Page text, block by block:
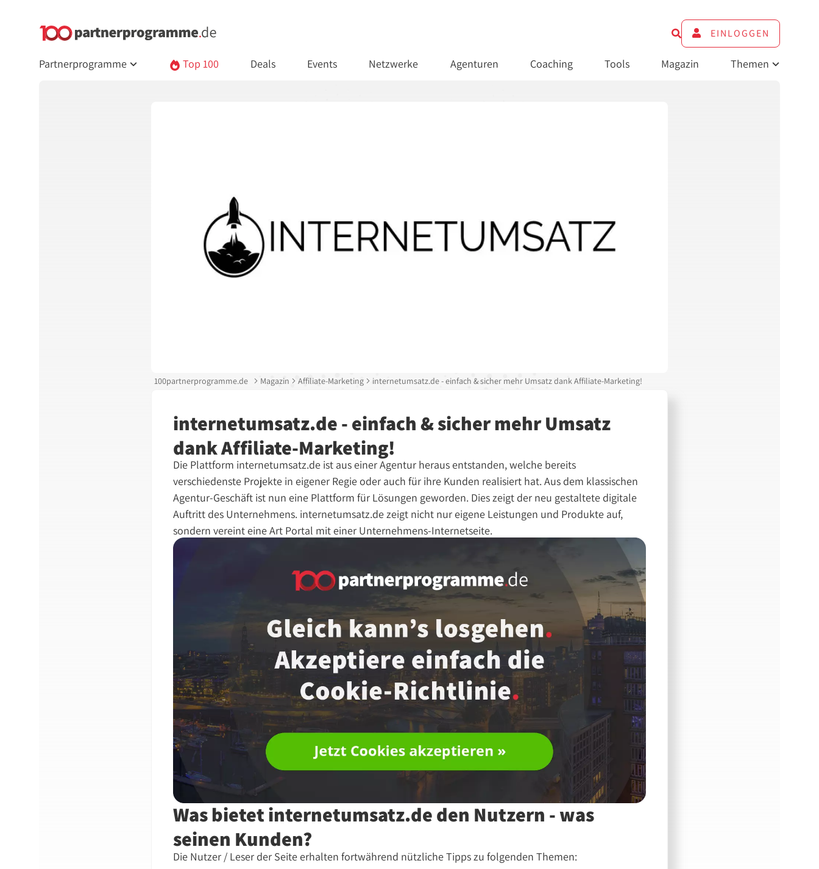
EINLOGGEN
Partnerprogramme Top 100 Deals Events Netzwerke Agenturen Coaching Tools Magazin Themen
100partnerprogramme.de Magazin Affiliate-Marketing internetumsatz.de - einfach & sicher mehr Umsatz dank Affiliate-Marketing!
internetumsatz.de - einfach & sicher mehr Umsatz
dank Affiliate-Marketing!
Die Plattform internetumsatz.de ist aus einer Agentur heraus entstanden, welche bereits
verschiedenste Projekte in eigener Regie oder auch für ihre Kunden realisiert hat. Aus dem klassischen
Agentur-Geschäft ist nun eine Plattform für Lösungen geworden. Dies zeigt der neu gestaltete digitale
Auftritt des Unternehmens. internetumsatz.de zeigt nicht nur eigene Leistungen und Produkte auf,
sondern vereint eine Art Portal mit einer Unternehmens-Internetseite.
Was bietet internetumsatz.de den Nutzern - was
seinen Kunden?
Die Nutzer / Leser der Seite erhalten fortwährend nützliche Tipps zu folgenden Themen: